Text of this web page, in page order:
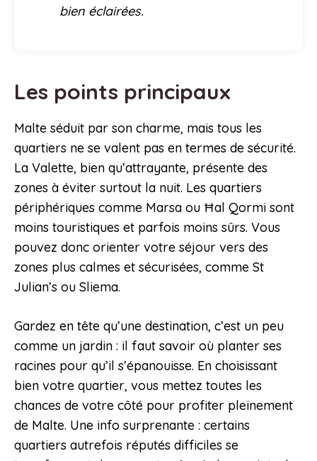
bien éclairées.
Les points principaux
Malte séduit par son charme, mais tous les
quartiers ne se valent pas en termes de sécurité.
La Valette, bien qu’attrayante, présente des
zones à éviter surtout la nuit. Les quartiers
périphériques comme Marsa ou Ħal Qormi sont
moins touristiques et parfois moins sûrs. Vous
pouvez donc orienter votre séjour vers des
zones plus calmes et sécurisées, comme St
Julian’s ou Sliema.
Gardez en tête qu’une destination, c’est un peu
comme un jardin : il faut savoir où planter ses
racines pour qu’il s’épanouisse. En choisissant
bien votre quartier, vous mettez toutes les
chances de votre côté pour profiter pleinement
de Malte. Une info surprenante : certains
quartiers autrefois réputés difficiles se